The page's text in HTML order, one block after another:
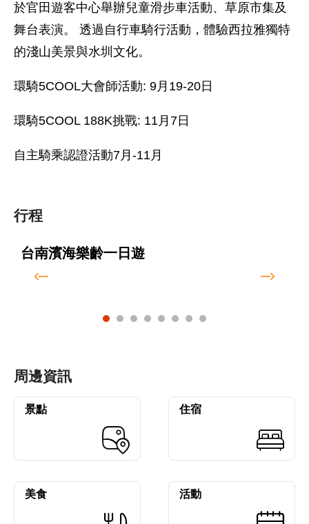
於官田遊客中心舉辦兒童滑步車活動、草原市集及
舞台表演。 透過自行車騎行活動，體驗西拉雅獨特
的淺山美景與水圳文化。
環騎5COOL大會師活動: 9月19-20日
環騎5COOL 188K挑戰: 11月7日
自主騎乘認證活動7月-11月
行程
台南濱海樂齡一日遊
周邊資訊
景點 住宿
美食 活動